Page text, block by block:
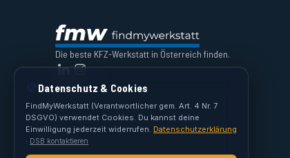
Die beste KFZ-Werkstatt in Österreich finden.
🍪 Datenschutz & Cookies
FindMyWerkstatt (Verantwortlicher gem. Art. 4 Nr. 7
DSGVO) verwendet Cookies. Du kannst deine
Einwilligung jederzeit widerrufen. Datenschutzerklärung
· DSB kontaktieren